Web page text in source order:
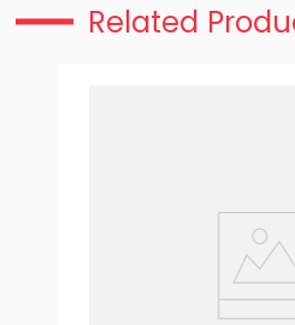
Related